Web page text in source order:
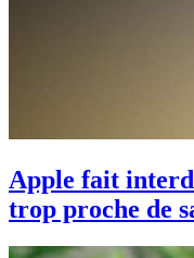
Apple fait
trop proche de